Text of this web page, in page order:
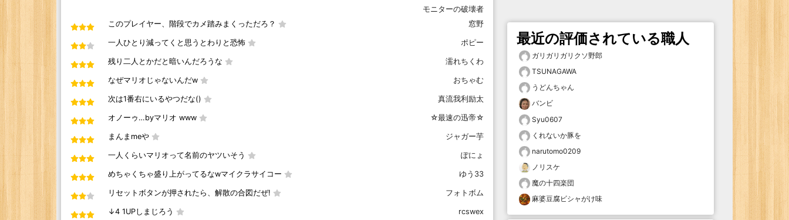
モニターの破壊者
このプレイヤー、階段でカメ踏みまくっただろ？
窓野
一人ひとり減ってくと思うとわりと恐怖 ポピー
残り二人とかだと暗いんだろうな 濡れちくわ
なぜマリオじゃないんだw おちゃむ
次は1番右にいるやつだな() 真流我利励太
オノーゥ…byマリオ www ☆最速の迅帝☆
まんまmeや ジャガー芋
一人くらいマリオって名前のヤツいそう ぽにょ
めちゃくちゃ盛り上がってるなwマイクラサイコー ゆう33
リセットボタンが押されたら、解散の合図だぜ! フォトボム
↓4 1UPしまじろう rcswex
最近の評価されている職人
ガリガリガリクソ野郎
TSUNAGAWA
うどんちゃん
バンビ
Syu0607
くれないか豚を
narutomo0209
ノリスケ
魔の十四楽団
麻婆豆腐ビシャがけ味